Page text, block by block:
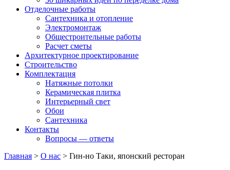
Отделочные работы
Сантехника и отопление
Электромонтаж
Общестроительные работы
Расчет сметы
Архитектурное проектирование
Строительство
Комплектация
Натяжные потолки
Керамическая плитка
Интерьерный свет
Обои
Сантехника
Контакты
Вопросы — ответы
Главная > О нас > Гин-но Таки, японский ресторан